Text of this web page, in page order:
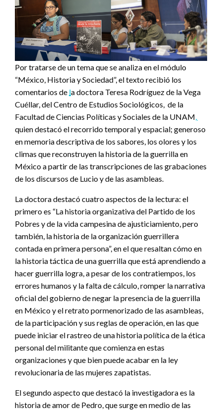
Por tratarse de un tema que se analiza en el módulo
“México, Historia y Sociedad”, el texto recibió los
comentarios de la doctora Teresa Rodríguez de la Vega
Cuéllar, del Centro de Estudios Sociológicos, de la
Facultad de Ciencias Políticas y Sociales de la UNAM,
quien destacó el recorrido temporal y espacial; generoso
en memoria descriptiva de los sabores, los olores y los
climas que reconstruyen la historia de la guerrilla en
México a partir de las transcripciones de las grabaciones
de los discursos de Lucio y de las asambleas.
La doctora destacó cuatro aspectos de la lectura: el
primero es “La historia organizativa del Partido de los
Pobres y de la vida campesina de ajusticiamiento, pero
también, la historia de la organización guerrillera
contada en primera persona”, en el que resaltan cómo en
la historia táctica de una guerrilla que está aprendiendo a
hacer guerrilla logra, a pesar de los contratiempos, los
errores humanos y la falta de cálculo, romper la narrativa
oficial del gobierno de negar la presencia de la guerrilla
en México y el retrato pormenorizado de las asambleas,
de la participación y sus reglas de operación, en las que
puede iniciar el rastreo de una historia política de la ética
personal del militante que comienza en estas
organizaciones y que bien puede acabar en la ley
revolucionaria de las mujeres zapatistas.
El segundo aspecto que destacó la investigadora es la
historia de amor de Pedro, que surge en medio de las